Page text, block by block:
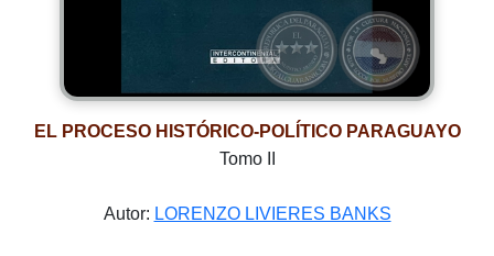
EL PROCESO HISTÓRICO-POLÍTICO PARAGUAYO
Tomo II
Autor: LORENZO LIVIERES BANKS